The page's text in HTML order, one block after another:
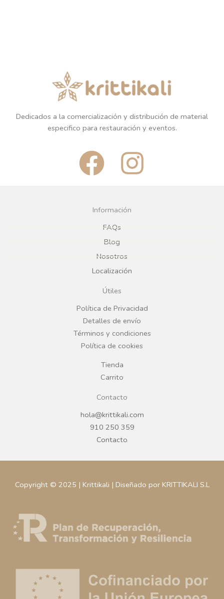
Dedicados a la comercialización y distribución de material
especifico para restauración y eventos.
F
a
c
e
b
o
o
k
I
n
g
r
a
Información
FAQs
Blog
Nosotros
Localización
Útiles
Política de Privacidad
Detalles de envío
Términos y condiciones
Política de cookies
Tienda
Carrito
Contacto
hola@krittikali.com
910 250 359
Contacto
Copyright © 2025 | Krittikali | Diseñado por KRITTIKALI S.L